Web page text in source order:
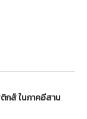
กส์ ในภาคอีสาน